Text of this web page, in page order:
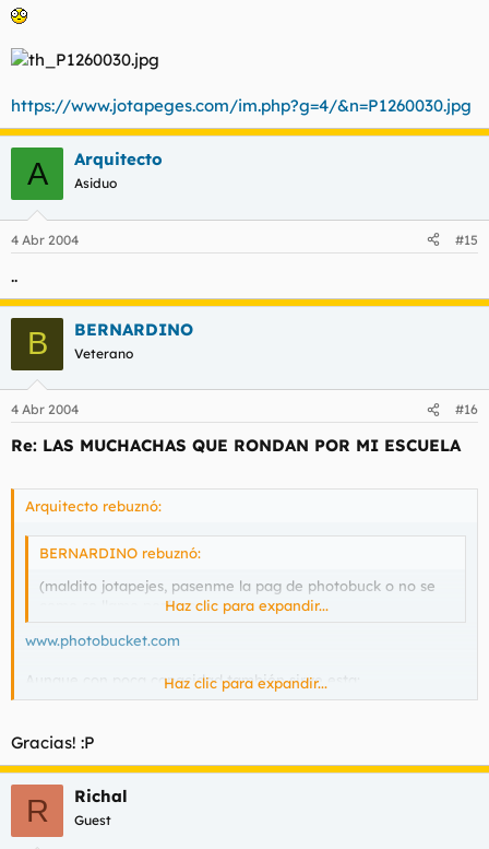
https://www.jotapeges.com/im.php?g=4/&n=P1260030.jpg
A Arquitecto
Asiduo
4 Abr 2004 #15
..
B BERNARDINO
Veterano
4 Abr 2004 #16
Re: LAS MUCHACHAS QUE RONDAN POR MI ESCUELA
Arquitecto rebuznó:
BERNARDINO rebuznó:
(maldito jotapejes, pasenme la pag de photobuck o no se
como se llame porfavor.)Haz clic para expandir...
www.photobucket.com
Aunque con poca capacidad también sirve esta:
www.uploadit.org
Haz clic para expandir...
Gracias! :P
R Richal
Guest